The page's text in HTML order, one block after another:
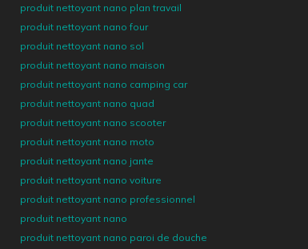
produit nettoyant nano plan travail
produit nettoyant nano four
produit nettoyant nano sol
produit nettoyant nano maison
produit nettoyant nano camping car
produit nettoyant nano quad
produit nettoyant nano scooter
produit nettoyant nano moto
produit nettoyant nano jante
produit nettoyant nano voiture
produit nettoyant nano professionnel
produit nettoyant nano
produit nettoyant nano paroi de douche